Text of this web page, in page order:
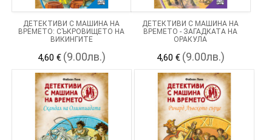
ДЕТЕКТИВИ С МАШИНА НА
ВРЕМЕТО: СЪКРОВИЩЕТО НА
ВИКИНГИТЕ
4,60 € (9.00лв.)
ДЕТЕКТИВИ С МАШИНА НА
ВРЕМЕТО - ЗАГАДКАТА НА
ОРАКУЛА
4,60 € (9.00лв.)